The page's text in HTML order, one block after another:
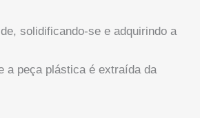
solidificando-se e adquirindo a
a peça plástica é extraída da